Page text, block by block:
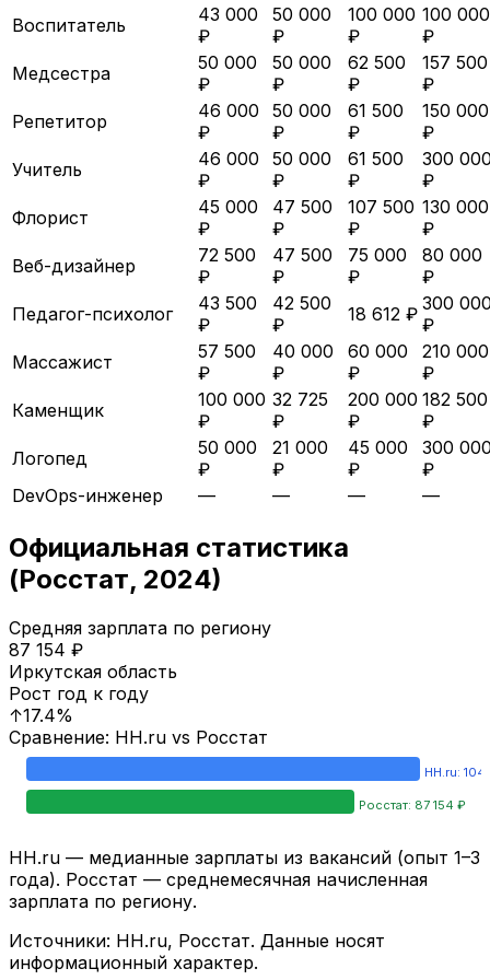
Воспитатель
43 000
₽
50 000
₽
100 000
₽
100 000
₽
Медсестра
50 000
₽
50 000
₽
62 500
₽
157 500
₽
Репетитор
46 000
₽
50 000
₽
61 500
₽
150 000
₽
Учитель
46 000
₽
50 000
₽
61 500
₽
300
₽
Флорист
45 000
₽
47 500
₽
107 500
₽
130 000
₽
Веб-дизайнер
72 500
₽
47 500
₽
75 000
₽
80 000
₽
Педагог-психолог
43 500
₽
42 500
₽
18 612 ₽ 300
₽
Массажист
57 500
₽
40 000
₽
60 000
₽
210 000
₽
Каменщик
100 000
₽
32 725
₽
200 000
₽
182 500
₽
Логопед
50 000
₽
21 000
₽
45 000
₽
300
₽
DevOps-инженер
— — — —
Официальная статистика
(Росстат, 2024)
Средняя зарплата по региону
87 154 ₽
Иркутская область
Рост год к году
↑17.4%
Сравнение: HH.ru vs Росстат
HH.ru:
Росстат: 87 154 ₽
HH.ru — медианные зарплаты из вакансий (опыт 1–3
года). Росстат — среднемесячная начисленная
зарплата по региону.
Источники: HH.ru, Росстат. Данные носят
информационный характер.